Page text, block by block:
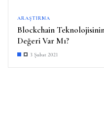
ARAŞTIRMA
Blockchain
Değeri Var Mı?
3 Şubat 2021